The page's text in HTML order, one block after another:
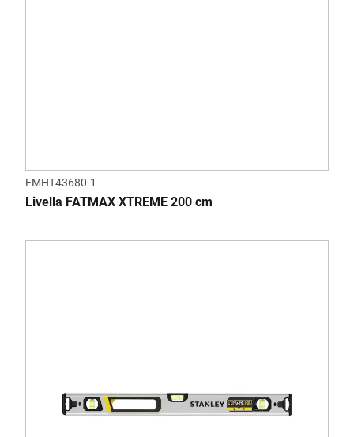
FMHT43680-1
Livella FATMAX XTREME 200 cm